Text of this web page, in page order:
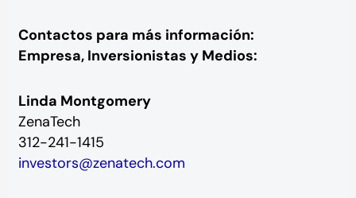
Contactos para más información:
Empresa, Inversionistas y Medios:
Linda Montgomery
ZenaTech
312-241-1415
investors@zenatech.com